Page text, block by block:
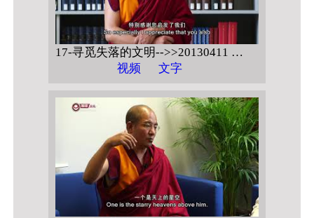
17-寻觅失落的文明-->>20130411 德国哥廷根马普研究所 【藏传佛教在中国的现代表述 问答】
视频
文字